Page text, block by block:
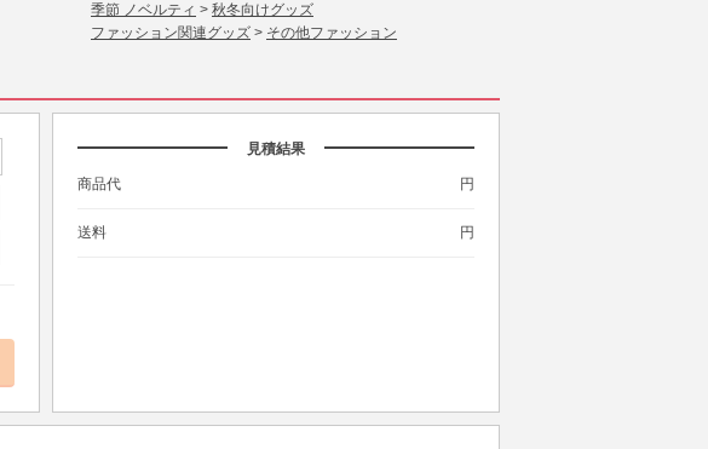
季節 ノベルティ > 秋冬向けグッズ
ファッション関連グッズ > その他ファッション
見積結果
商品代 円
送料 円